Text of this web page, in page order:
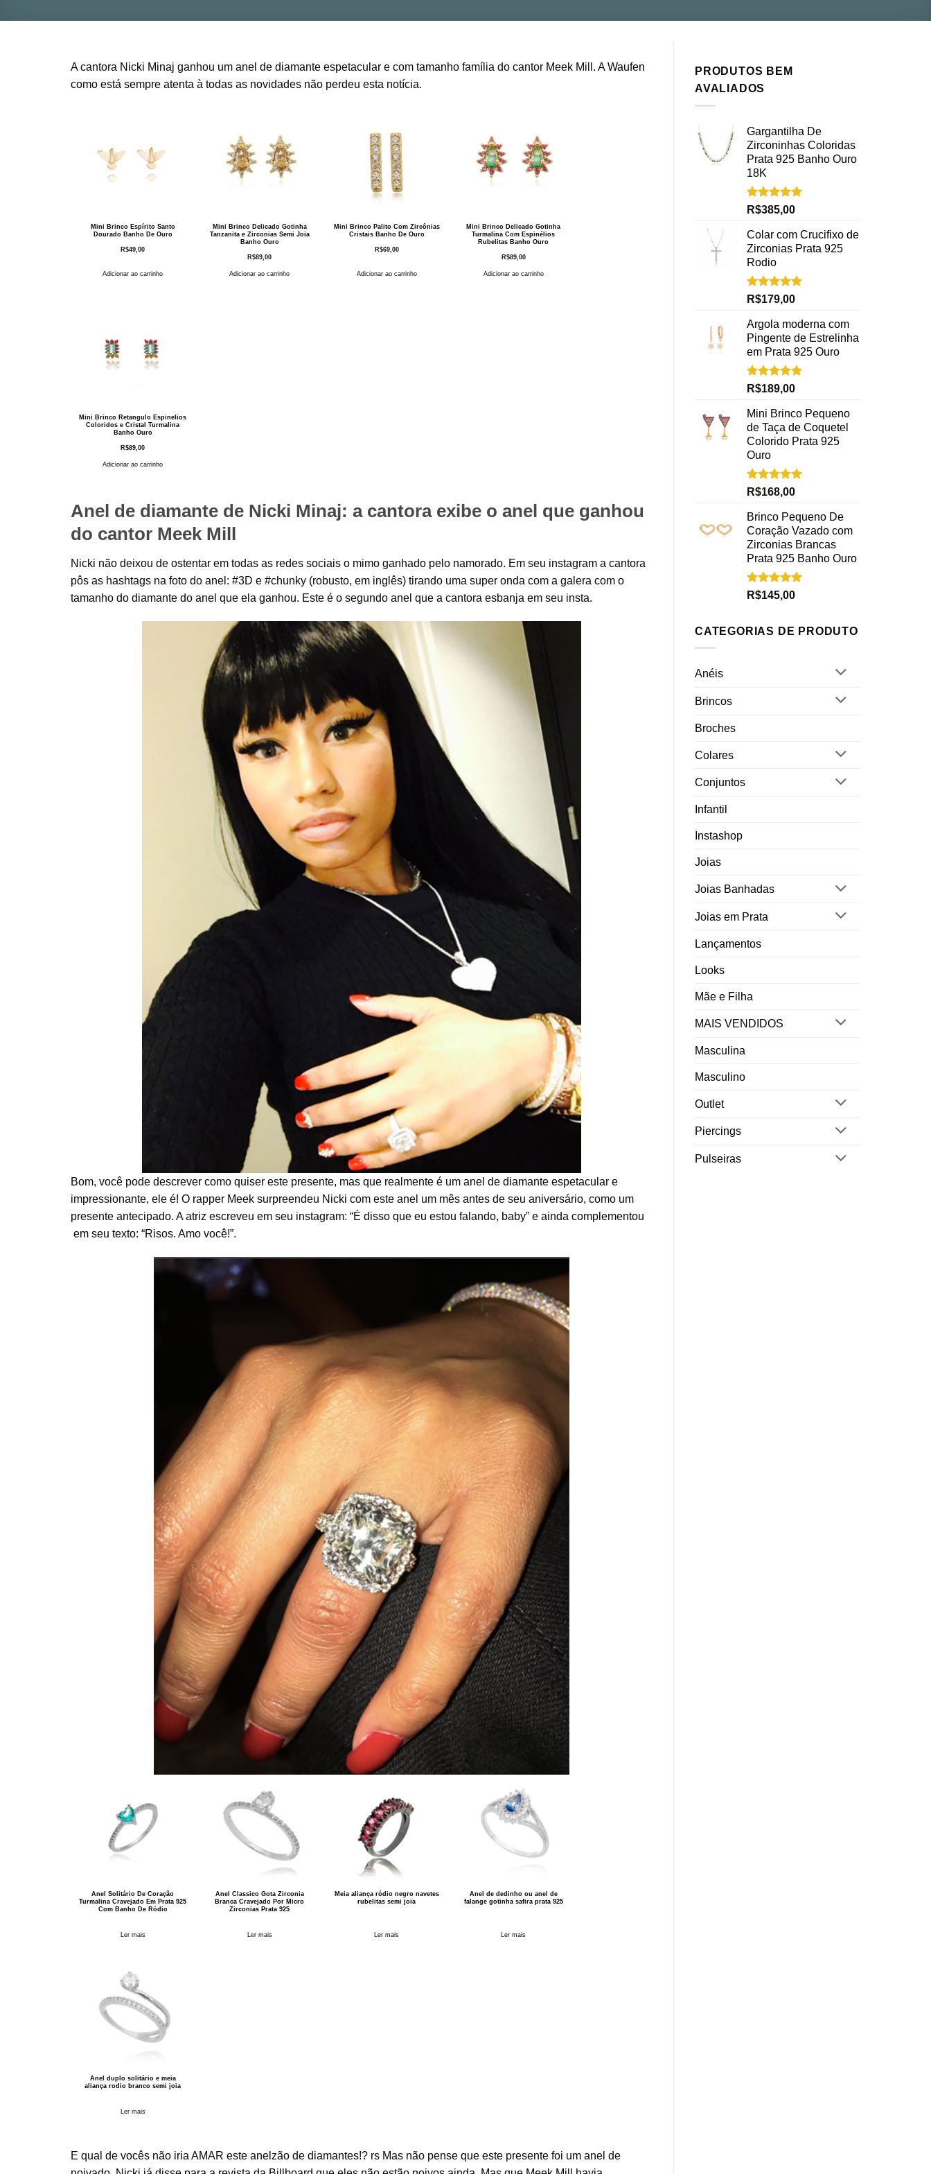
A cantora Nicki Minaj ganhou um anel de diamante espetacular e com tamanho família do cantor Meek Mill. AWaufen
como está sempre atenta à todas as novidades não perdeu esta notícia.
Mini Brinco Espírito Santo
Dourado Banho De Ouro
R$49,00
Adicionar ao carrinho
Mini Brinco Delicado Gotinha
Tanzanita e Zirconias Semi Joia
Banho Ouro
R$89,00
Adicionar ao carrinho
Mini Brinco Palito Com Zircônias
Cristais Banho De Ouro
R$69,00
Adicionar ao carrinho
Mini Brinco Delicado Gotinha
Turmalina Com Espinélios
Rubelitas Banho Ouro
R$89,00
Adicionar ao carrinho
Mini Brinco Retangulo Espinelios
Coloridos e Cristal Turmalina
Banho Ouro
R$89,00
Adicionar ao carrinho
Anel de diamante de Nicki Minaj: a cantora exibe o anel que ganhou
do cantor Meek Mill
Nicki não deixou de ostentar em todas as redes sociais o mimo ganhado pelo namorado. Em seu instagram a cantora
pôs as hashtags na foto do anel: #3D e #chunky (robusto, em inglês) tirando uma super onda com a galera com o
tamanho do diamante do anel que ela ganhou. Este é o segundo anel que a cantora esbanja em seu insta.
Bom, você pode descrever como quiser este presente, mas que realmente é um anel de diamante espetacular e
impressionante, ele é! O rapper Meek surpreendeu Nicki com este anel um mês antes de seu aniversário, como um
presente antecipado. A atriz escreveu em seu instagram: “É disso que eu estou falando, baby” e ainda complementou
em seu texto: “Risos. Amo você!”.
Anel Solitário De Coração
Turmalina Cravejado Em Prata 925
Com Banho De Ródio
Ler mais
Anel Classico Gota Zirconia
Branca Cravejado Por Micro
Zirconias Prata 925
Ler mais
Meia aliança ródio negro navetes
rubelitas semi joia
Ler mais
Anel de dedinho ou anel de
falange gotinha safira prata 925
Ler mais
Anel duplo solitário e meia
aliança rodio branco semi joia
Ler mais
E qual de vocês não iria AMAR este anelzão de diamantes!? rs Mas não pense que este presente foi um anel de
PRODUTOS BEM
AVALIADOS
Gargantilha De
Zirconinhas Coloridas
Prata 925 Banho Ouro
18K
Avaliação
5.00
de 5
R$385,00
Colar com Crucifixo de
Zirconias Prata 925
Rodio
Avaliação
5.00
de 5
R$179,00
Argola moderna com
Pingente de Estrelinha
em Prata 925 Ouro
Avaliação
5.00
de 5
R$189,00
Mini Brinco Pequeno
de Taça de Coquetel
Colorido Prata 925
Ouro
Avaliação
5.00
de 5
R$168,00
Brinco Pequeno De
Coração Vazado com
Zirconias Brancas
Prata 925 Banho Ouro
Avaliação
5.00
de 5
R$145,00
CATEGORIAS DE PRODUTO
Anéis
Brincos
Broches
Colares
Conjuntos
Infantil
Instashop
Joias
Joias Banhadas
Joias em Prata
Lançamentos
Looks
Mãe e Filha
MAIS VENDIDOS
Masculina
Masculino
Outlet
Piercings
Pulseiras